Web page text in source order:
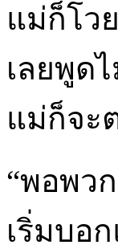
แม่ก็โว
เลยพูด
แม่ก็จะ
“พอพว
เริ่มบอ